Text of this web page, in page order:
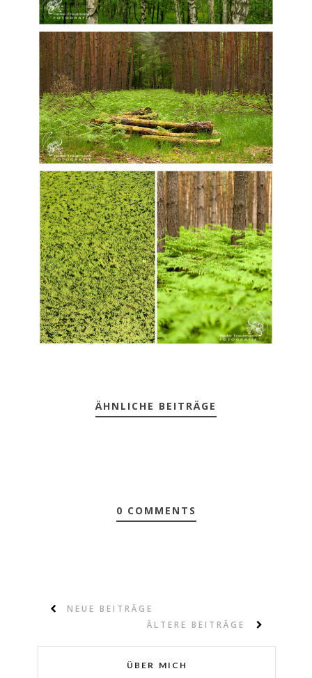
ÄHNLICHE BEITRÄGE
0 COMMENTS
NEUE BEITRÄGE
ÄLTERE BEITRÄGE
ÜBER MICH